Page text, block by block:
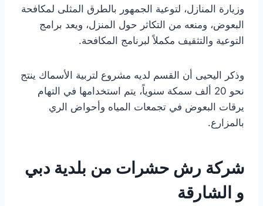
وزيارة المنازل، لتوعية الجمهور بالطرق المثلى لمكافحة
البعوض، ومنعه من التكاثر حول المنزل، ويعد برامج
التوعية والتثقيف مكملاً لبرنامج المكافحة.
وذكر اليحيى أن القسم لديه مشروع لتربية الأسماك ينتج
نحو 20 ألف سمكة سنوياً، يتم استخدامها في التهام
يرقات البعوض في تجمعات المياه وأحواض الري
بالمزارع.
شركة رش حشرات من بلدية دبي
و الشارقة